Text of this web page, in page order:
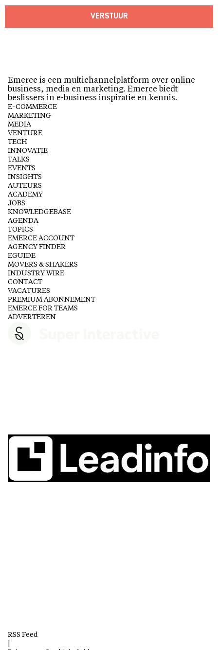
VERSTUUR
Emerce is een multichannelplatform over online
business, media en marketing. Emerce biedt
beslissers in e-business inspiratie en kennis.
E-COMMERCE
MARKETING
MEDIA
VENTURE
TECH
INNOVATIE
TALKS
EVENTS
INSIGHTS
AUTEURS
ACADEMY
JOBS
KNOWLEDGEBASE
AGENDA
TOPICS
EMERCE ACCOUNT
AGENCY FINDER
EGUIDE
MOVERS & SHAKERS
INDUSTRY WIRE
CONTACT
VACATURES
PREMIUM ABONNEMENT
EMERCE FOR TEAMS
ADVERTEREN
RSS Feed